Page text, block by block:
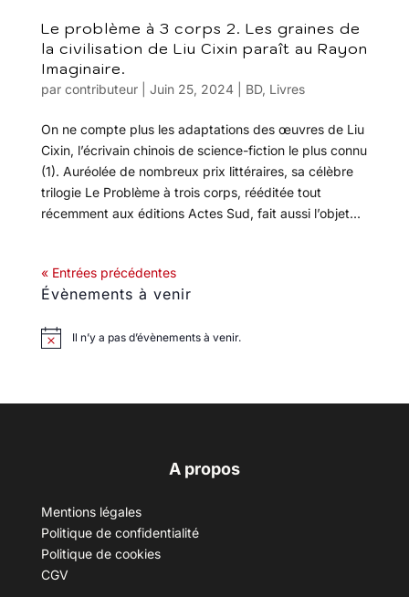
Le problème à 3 corps 2. Les graines de
la civilisation de Liu Cixin paraît au Rayon
Imaginaire.
par contributeur| Juin 25, 2024| BD, Livres
On ne compte plus les adaptations des œuvres de Liu
Cixin, l’écrivain chinois de science-fiction le plus connu
(1). Auréolée de nombreux prix littéraires, sa célèbre
trilogie Le Problème à trois corps, rééditée tout
récemment aux éditions Actes Sud, fait aussi l’objet...
« Entrées précédentes
Évènements à venir
Il n’y a pas d’évènements à venir.
A propos
Mentions légales
Politique de confidentialité
Politique de cookies
CGV